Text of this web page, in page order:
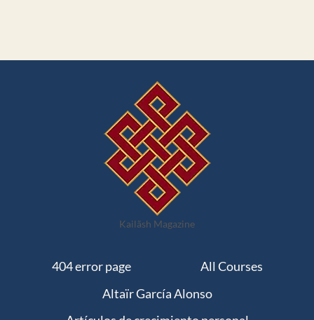
Kailãsh Magazine
404 error page
All Courses
Altaïr García Alonso